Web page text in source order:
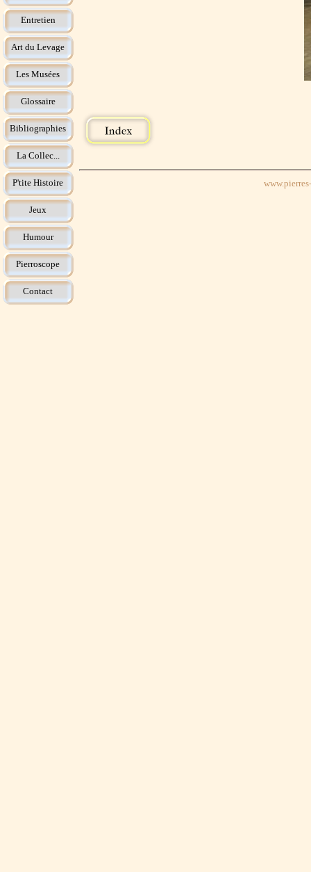
Entretien
Art du Levage
Les Musées
Glossaire
Bibliographies
La Collec...
P'tite Histoire
Jeux
Humour
Pierroscope
Contact